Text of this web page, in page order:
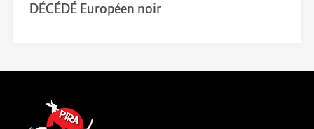
DÉCÉDÉ Européen noir